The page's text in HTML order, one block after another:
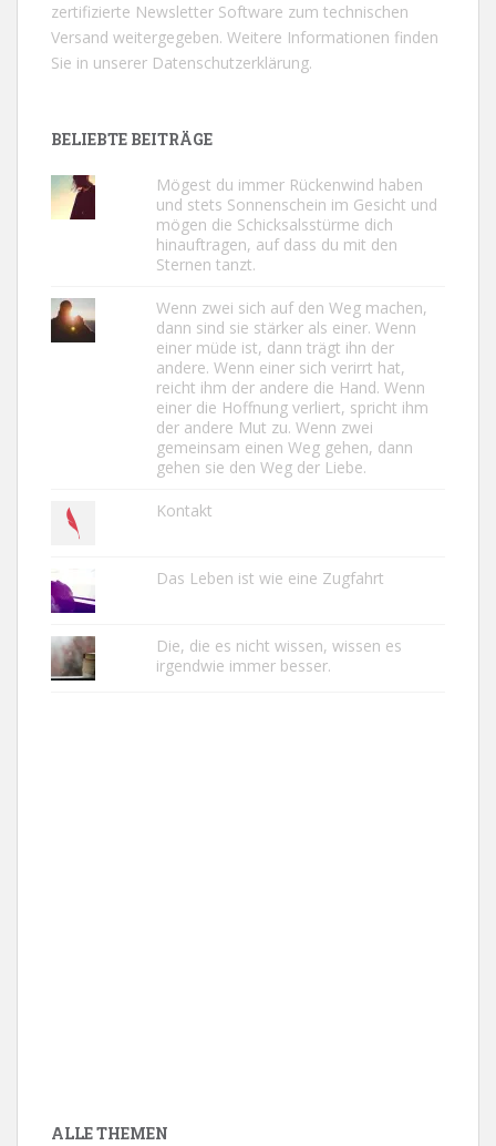
zertifizierte Newsletter Software zum technischen
Versand weitergegeben. Weitere Informationen finden
Sie in unserer Datenschutzerklärung.
BELIEBTE BEITRÄGE
Mögest du immer Rückenwind haben
und stets Sonnenschein im Gesicht und
mögen die Schicksalsstürme dich
hinauftragen, auf dass du mit den
Sternen tanzt.
Wenn zwei sich auf den Weg machen,
dann sind sie stärker als einer. Wenn
einer müde ist, dann trägt ihn der
andere. Wenn einer sich verirrt hat,
reicht ihm der andere die Hand. Wenn
einer die Hoffnung verliert, spricht ihm
der andere Mut zu. Wenn zwei
gemeinsam einen Weg gehen, dann
gehen sie den Weg der Liebe.
Kontakt
Das Leben ist wie eine Zugfahrt
Die, die es nicht wissen, wissen es
irgendwie immer besser.
ALLE THEMEN